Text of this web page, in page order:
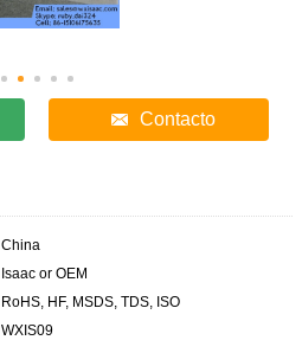
Contacto
China
Isaac or OEM
RoHS, HF, MSDS, TDS, ISO
WXIS09